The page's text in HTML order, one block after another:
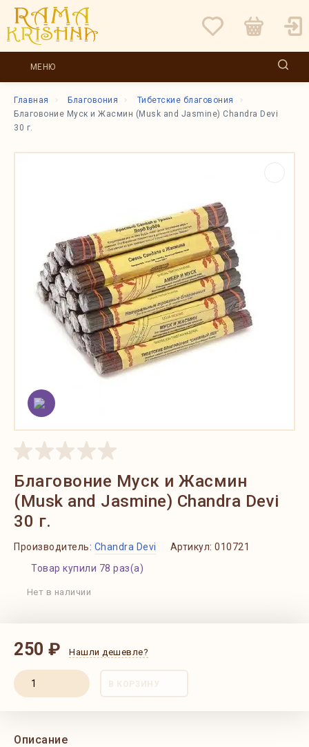
МЕНЮ
Главная Благовония
Тибетские благовония
Благовоние Муск и Жасмин (Musk and Jasmine) Chandra Devi
30 г.
Благовоние Муск и Жасмин
(Musk and Jasmine) Chandra Devi
30 г.
Производитель: Chandra Devi Артикул: 010721
Товар купили 78 раз(а)
Нет в наличии
250 ₽ Нашли дешевле?
В КОРЗИНУ
Описание